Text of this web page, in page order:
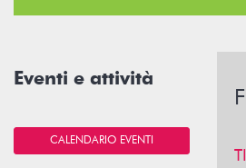
Eventi e attività
CALENDARIO EVENTI